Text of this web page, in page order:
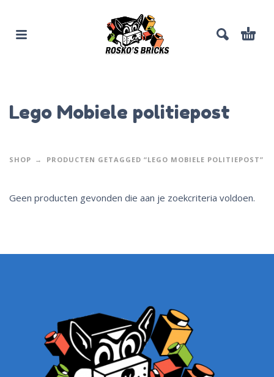
Lego Mobiele politiepost
SHOP PRODUCTEN GETAGGED “LEGO MOBIELE POLITIEPOST”
Geen producten gevonden die aan je zoekcriteria voldoen.